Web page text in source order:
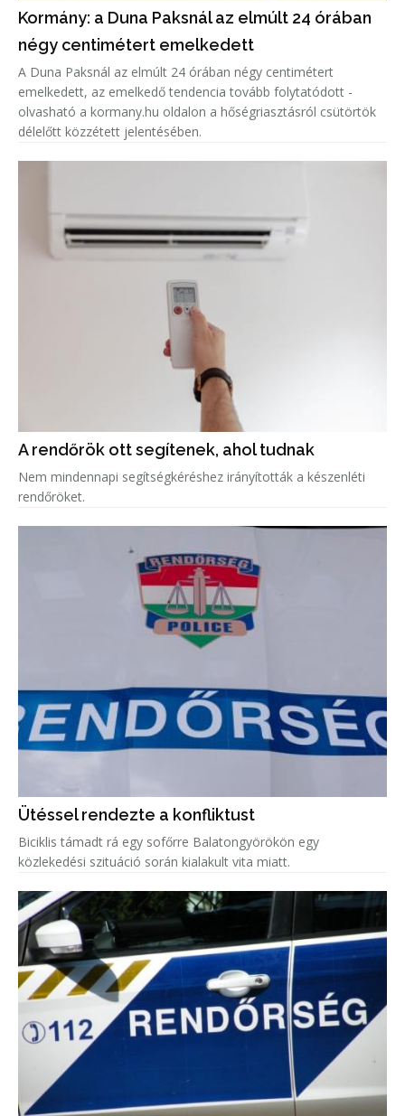
Kormány: a Duna Paksnál az elmúlt 24 órában
négy centimétert emelkedett
A Duna Paksnál az elmúlt 24 órában négy centimétert
emelkedett, az emelkedő tendencia tovább folytatódott -
olvasható a kormany.hu oldalon a hőségriasztásról csütörtök
délelőtt közzétett jelentésében.
A rendőrök ott segítenek, ahol tudnak
Nem mindennapi segítségkéréshez irányították a készenléti
rendőröket.
Ütéssel rendezte a konfliktust
Biciklis támadt rá egy sofőrre Balatongyörökön egy
közlekedési szituáció során kialakult vita miatt.